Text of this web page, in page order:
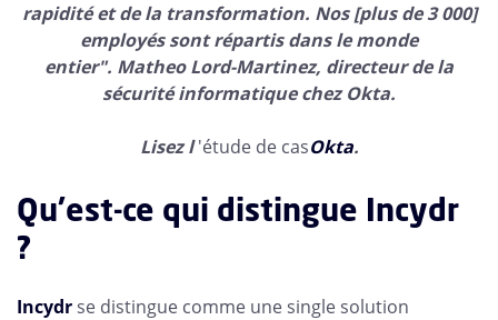
rapidité et de la transformation. Nos [plus de 3 000]
employés sont répartis dans le monde
entier". Matheo Lord-Martinez, directeur de la
sécurité informatique chez Okta.
Lisez l'étude de casOkta.
Qu'est-ce qui distingue Incydr
?
Incydrse distingue comme une single solution